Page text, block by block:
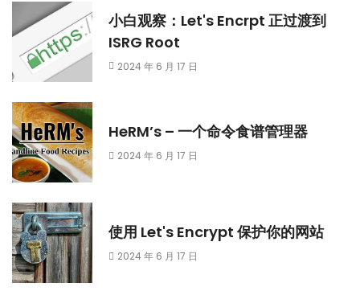
小白观察：Let's Encrpt 正过渡到
ISRG Root
2024 年 6 月 17 日
HeRM’s – 一个命令食谱管理器
2024 年 6 月 17 日
使用 Let's Encrypt 保护你的网站
2024 年 6 月 17 日